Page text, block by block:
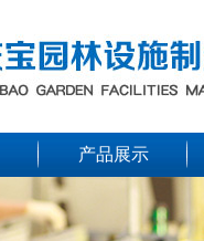
产品展示